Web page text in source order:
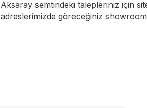
Aksaray semtindeki talepleriniz için
adreslerimizde göreceğiniz